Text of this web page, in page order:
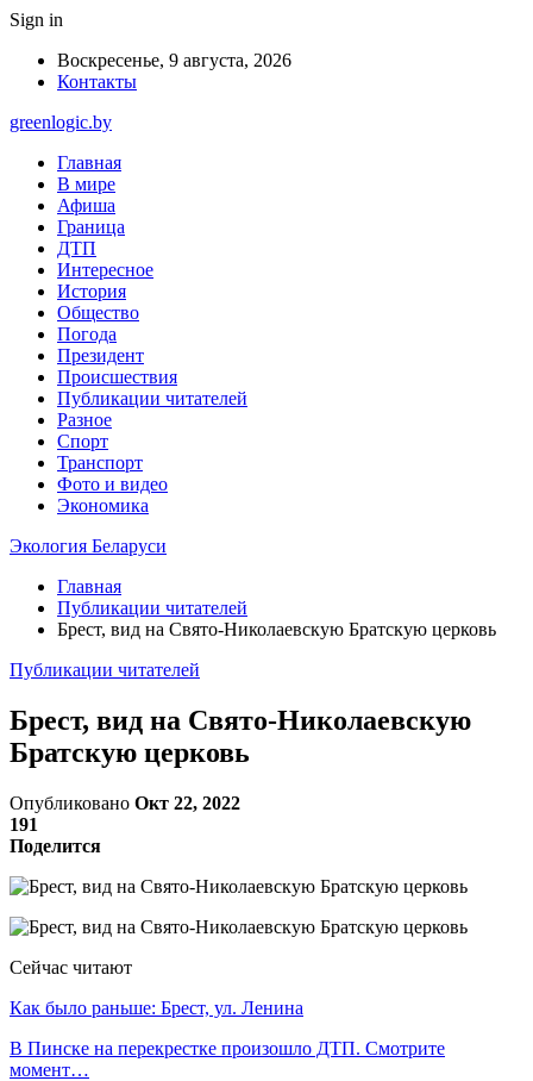
Sign in
Воскресенье, 9 августа, 2026
Контакты
greenlogic.by
Главная
В мире
Афиша
Граница
ДТП
Интересное
История
Общество
Погода
Президент
Происшествия
Публикации читателей
Разное
Спорт
Транспорт
Фото и видео
Экономика
Экология Беларуси
Главная
Публикации читателей
Брест, вид на Свято-Николаевскую Братскую церковь
Публикации читателей
Брест, вид на Свято-Николаевскую
Братскую церковь
Опубликовано Окт 22, 2022
191
Поделится
Сейчас читают
Как было раньше: Брест, ул. Ленина
В Пинске на перекрестке произошло ДТП. Смотрите
момент…